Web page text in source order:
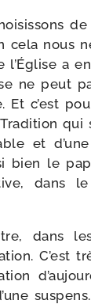
cela nous
l’Église a
ne peut
Et c’est
qui
et
bien le
dans
dans
C’est